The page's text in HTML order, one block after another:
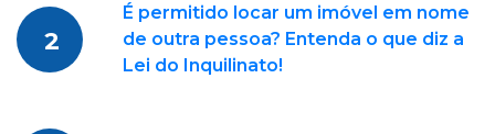
2
É permitido locar um imóvel em nome
de outra pessoa? Entenda o que diz a
Lei do Inquilinato!